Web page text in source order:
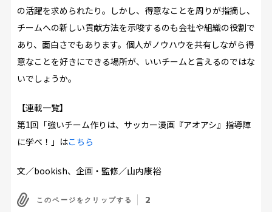
の活躍を求められたり。しかし、得意なことを周りが指摘し、
チームへの新しい貢献方法を示唆するのも会社や組織の役割で
あり、面白さでもあります。個人がノウハウを共有しながら得
意なことを好きにできる場所が、いいチームと言えるのではな
いでしょうか。
【連載一覧】
第1回「強いチーム作りは、サッカー漫画『アオアシ』指導陣
に学べ！」はこちら
文／bookish、企画・監修／山内康裕
このページをクリップする 2